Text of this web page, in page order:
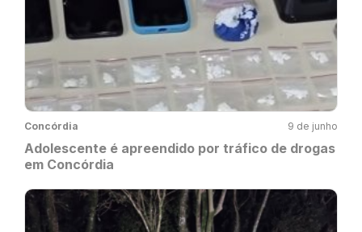
Concórdia 9 de junho
Adolescente é apreendido por tráfico de drogas
em Concórdia